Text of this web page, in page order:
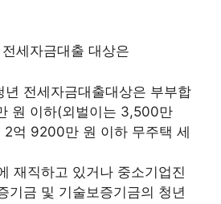
세자금대출 대상은
년 전세자금대출대상은 부부합
원 이하(외벌이는 3,500만
2억 9200만 원 이하 무주택 세
재직하고 있거나 중소기업진
기금 및 기술보증기금의 청년